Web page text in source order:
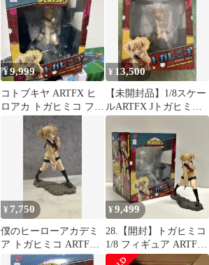
¥9,999
コトブキヤ ARTFX ヒ
ロアカ トガヒミコ フィ
¥ 13,500
【未開封品】1/8スケー
ルARTFX Jトガヒミコ
塗装済完成品
¥ 7,750
僕のヒーローアカデミ
ア トガヒミコ ARTFX
コトブキヤ
¥9,499
28.【開封】トガヒミコ
1/8 フィギュア ARTFX
J コトブキヤ 僕のヒー